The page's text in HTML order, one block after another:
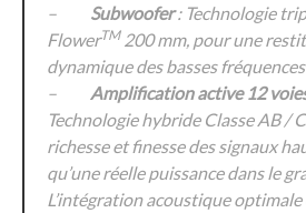
– Subwoofer: Technologie
FlowerTM200 mm, pour une
dynamique des basses fréquences
– Amplification active 12
Technologie hybride Classe AB /
richesse et finesse des signaux
qu’une réelle puissance dans le
L’intégration acoustique